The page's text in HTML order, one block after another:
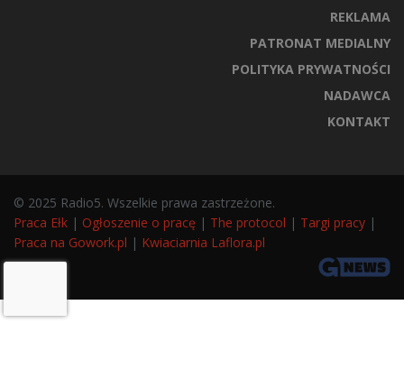
REKLAMA
PATRONAT MEDIALNY
POLITYKA PRYWATNOŚCI
NADAWCA
KONTAKT
© 2025 Radio5. Wszelkie prawa zastrzeżone.
Praca Ełk | Ogłoszenie o pracę | The protocol | Targi pracy |
Praca na Gowork.pl | Kwiaciarnia Laflora.pl